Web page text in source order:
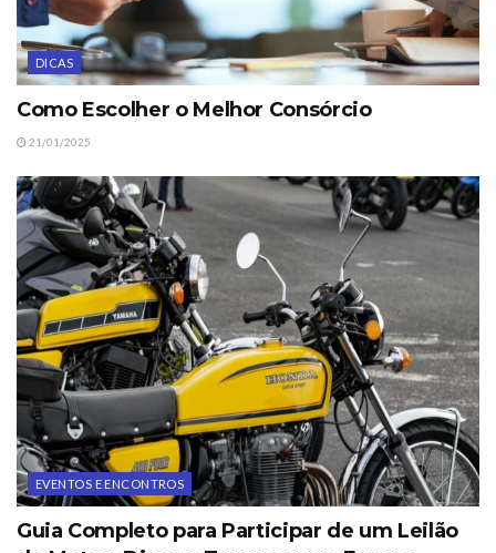
DICAS
Como Escolher o Melhor Consórcio
21/01/2025
EVENTOS E ENCONTROS
Guia Completo para Participar de um Leilão